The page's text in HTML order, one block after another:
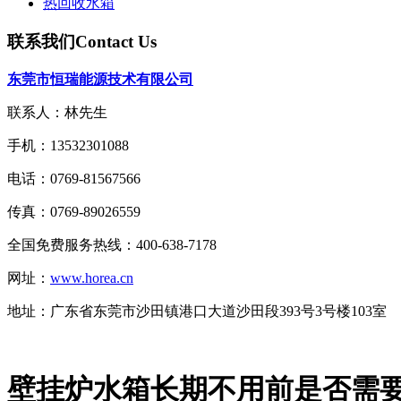
热回收水箱
联系我们Contact Us
东莞市恒瑞能源技术有限公司
联系人：林先生
手机：13532301088
电话：0769-81567566
传真：0769-89026559
全国免费服务热线：400-638-7178
网址： www.horea.cn
地址： 广东省东莞市沙田镇港口大道沙田段393号3号楼103室
壁挂炉水箱长期不用前是否需